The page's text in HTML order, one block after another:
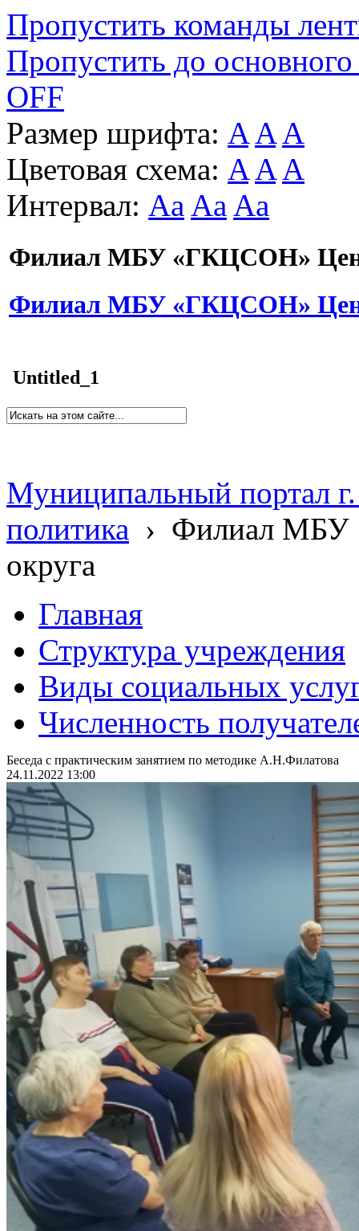
Пропустить команды
Пропустить до основного
OFF
Размер шрифта: A A A
Цветовая схема: A A A
Интервал: Aa Aa Aa
Филиал МБУ «ГКЦСОН»
Филиал МБУ «ГКЦСОН»
Untitled_1
Муниципальный портал
политика › Филиал МБУ
округа
Главная
Структура учреждения
Виды социальных
Численность
Беседа с практическим занятием по методике А.Н.Филатова
24.11.2022 13:00